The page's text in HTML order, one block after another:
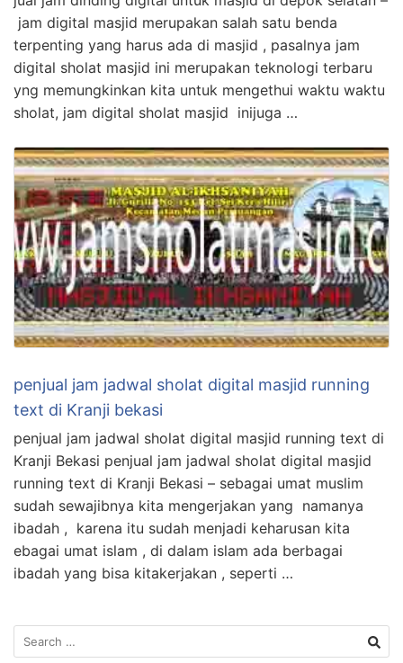
jam digital masjid merupakan salah satu benda
terpenting yang harus ada di masjid , pasalnya jam
digital sholat masjid ini merupakan teknologi terbaru
yng memungkinkan kita untuk mengethui waktu waktu
sholat, jam digital sholat masjid inijuga …
penjual jam jadwal sholat digital masjid running
text di Kranji bekasi
penjual jam jadwal sholat digital masjid running text di
Kranji Bekasi penjual jam jadwal sholat digital masjid
running text di Kranji Bekasi – sebagai umat muslim
sudah sewajibnya kita mengerjakan yang namanya
ibadah , karena itu sudah menjadi keharusan kita
ebagai umat islam , di dalam islam ada berbagai
ibadah yang bisa kitakerjakan , seperti …
Search
for: